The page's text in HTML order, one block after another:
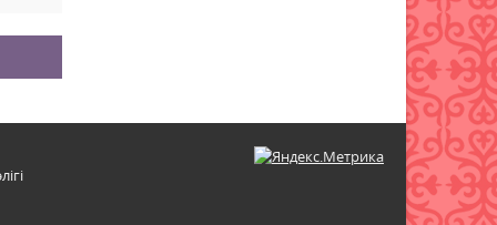
Қазақстанда кімдер 2,4 млн
теңге жалақы күтеді